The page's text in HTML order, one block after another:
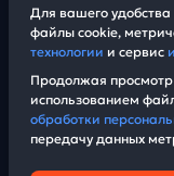
Для вашего
файлы cookie,
технологии и сервис
Продолжая
использованием
обработки
передачу данных